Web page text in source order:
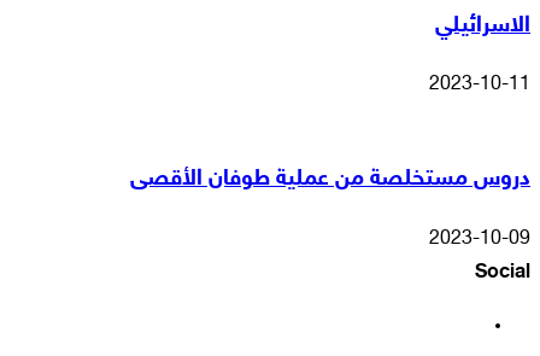
الاسرائيلي
2023-10-11
دروس مستخلصة من عملية طوفان الأقصى
2023-10-09
Social